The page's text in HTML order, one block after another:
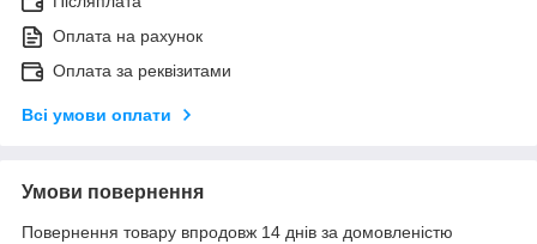
Оплата на рахунок
Оплата за реквізитами
Всі умови оплати
Умови повернення
Повернення товару впродовж 14 днів за домовленістю